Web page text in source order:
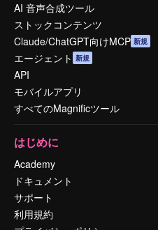
AI 音声合成ツール
ストックコンテンツ
Claude/ChatGPT向けMCP 新規
エージェント 新規
API
モバイルアプリ
すべてのMagnificツール
はじめに
Academy
ドキュメント
サポート
利用規約